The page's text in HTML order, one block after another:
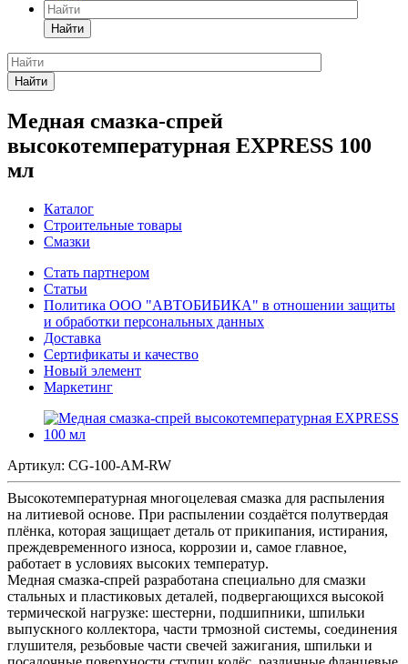
Найти
Найти
Медная смазка-спрей
высокотемпературная EXPRESS 100
мл
Каталог
Строительные товары
Смазки
Стать партнером
Статьи
Политика ООО "АВТОБИБИКА" в отношении защиты
и обработки персональных данных
Доставка
Сертификаты и качество
Новый элемент
Маркетинг
Артикул: CG-100-AM-RW
Высокотемпературная многоцелевая смазка для распыления
на литиевой основе. При распылении создаётся полутвердая
плёнка, которая защищает деталь от прикипания, истирания,
преждевременного износа, коррозии и, самое главное,
работает в условиях высоких температур.
Медная смазка-спрей разработана специально для смазки
стальных и пластиковых деталей, подвергающихся высокой
термической нагрузке: шестерни, подшипники, шпильки
выпускного коллектора, части трмозной системы, соединения
глушителя, резьбовые части свечей зажигания, шпильки и